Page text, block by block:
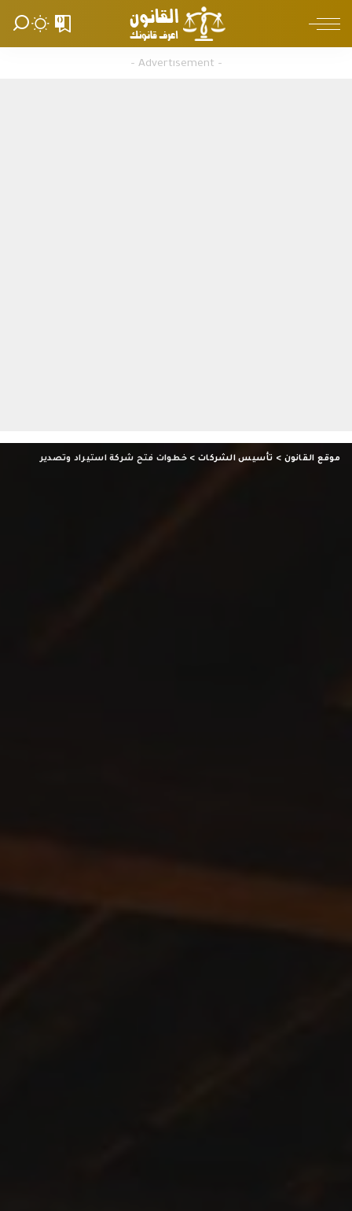
0
– Advertisement –
موقع القانون > تأسيس الشركات > خطوات فتح شركة استيراد وتصدير